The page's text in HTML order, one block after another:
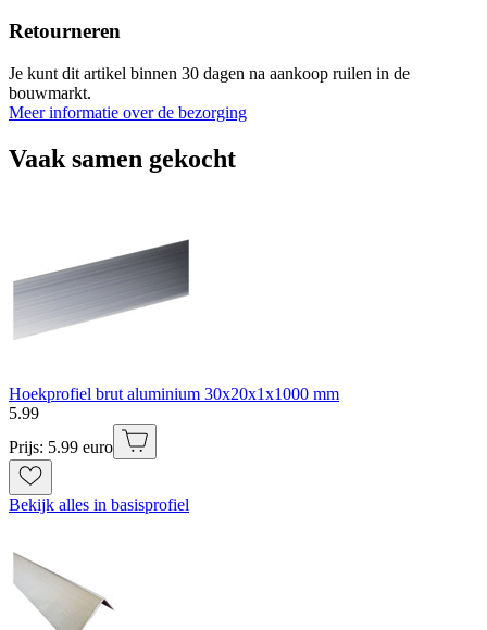
Retourneren
Je kunt dit artikel binnen 30 dagen na aankoop ruilen in de
bouwmarkt.
Meer informatie over de bezorging
Vaak samen gekocht
Hoekprofiel brut aluminium 30x20x1x1000 mm
5.99
Prijs: 5.99 euro
Bekijk alles in basisprofiel